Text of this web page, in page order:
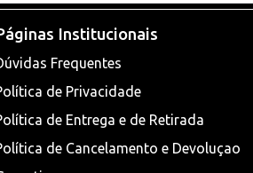
Institucionais
Frequentes
de Privacidade
de Entrega e de Retirada
de Cancelamento e Devoluçao